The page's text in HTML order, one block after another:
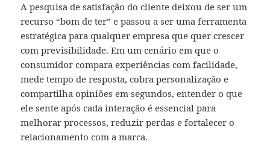
A pesquisa de satisfação do cliente deixou de ser um
recurso “bom de ter” e passou a ser uma ferramenta
estratégica para qualquer empresa que quer crescer
com previsibilidade. Em um cenário em que o
consumidor compara experiências com facilidade,
mede tempo de resposta, cobra personalização e
compartilha opiniões em segundos, entender o que
ele sente após cada interação é essencial para
melhorar processos, reduzir perdas e fortalecer o
relacionamento com a marca.